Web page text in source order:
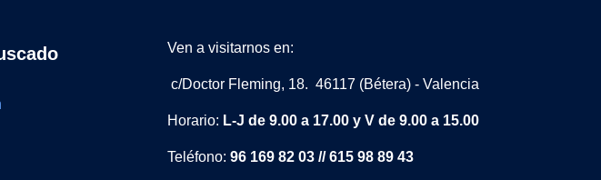
Ven a visitarnos en:
c/Doctor Fleming, 18. 46117 (Bétera) - Valencia
Horario: L-J de 9.00 a 17.00 y V de 9.00 a 15.00
Teléfono: 96 169 82 03 // 615 98 89 43